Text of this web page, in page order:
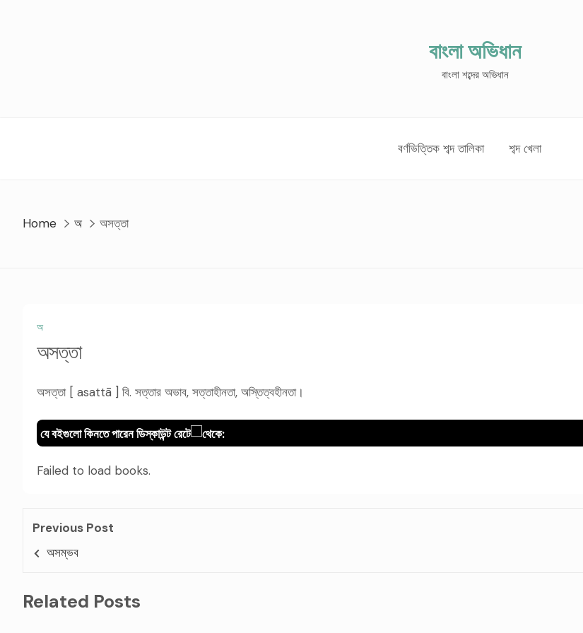
বাংলা অভিধান
বাংলা শব্দের অভিধান
বর্ণভিত্তিক শব্দ তালিকা শব্দ খেলা
Home অ অসত্তা
অ
অসত্তা
অসত্তা [ asattā ] বি. সত্তার অভাব, সত্তাহীনতা, অস্তিত্বহীনতা।
যে বইগুলো কিনতে পারেন ডিস্কাউন্ট রেটে থেকে:
Failed to load books.
Previous Post
অসম্ভব
Related Posts